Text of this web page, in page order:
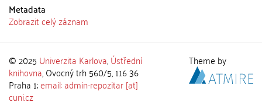
Metadata
Zobrazit celý záznam
© 2025 Univerzita Karlova,Ústřední
knihovna, Ovocný trh 560/5, 116 36
Praha 1;email: admin-repozitar [at]
cuni.cz
Theme by